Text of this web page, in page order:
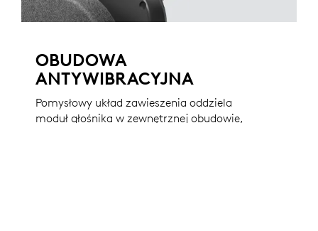
OBUDOWA
ANTYWIBRACYJNA
Pomysłowy układ zawieszenia oddziela
moduł głośnika w zewnętrznej obudowie,